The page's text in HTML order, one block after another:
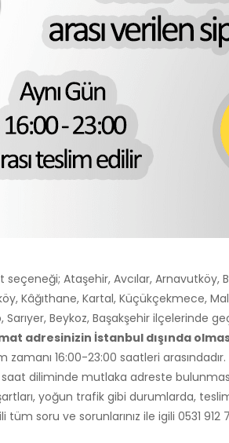
Ataşehir, Avcılar, Arnavutköy,
Kâğıthane, Kartal, Küçükçekmece,
Sarıyer, Beykoz, Başakşehir
adresinizin İstanbul dışında
zamanı 16:00-23:00 saatleri arasındadır.
diliminde mutlaka adreste
yoğun trafik gibi durumlarda,
tüm soru ve sorunlarınız ile igili 0531